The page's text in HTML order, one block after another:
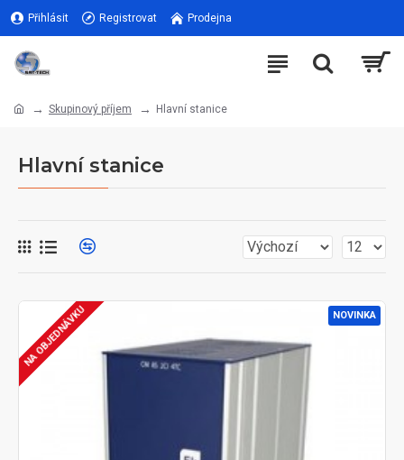
Přihlásit Registrovat Prodejna
Skupinový příjem Hlavní stanice
Hlavní stanice
NOVINKA
NA OBJEDNÁVKU